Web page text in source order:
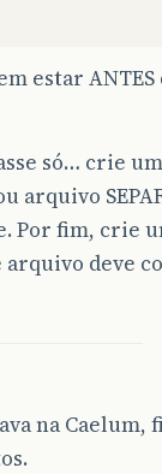
estar ANTES
só… crie
arquivo
Por fim, crie
arquivo deve
na Caelum,